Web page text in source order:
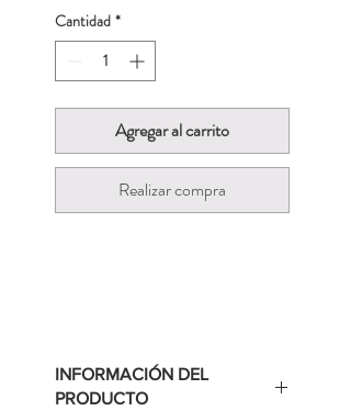
Cantidad *
Agregar al carrito
Realizar compra
INFORMACIÓN DEL
PRODUCTO